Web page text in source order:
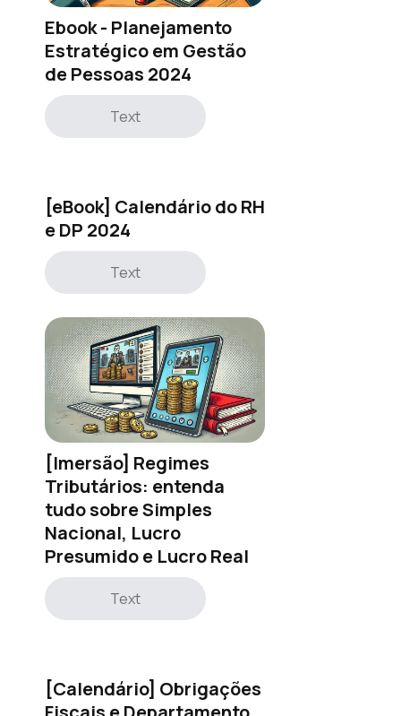
Ebook - Planejamento
Estratégico em Gestão
de Pessoas 2024
Text
[eBook] Calendário do RH
e DP 2024
Text
[Imersão] Regimes
Tributários: entenda
tudo sobre Simples
Nacional, Lucro
Presumido e Lucro Real
Text
[Calendário] Obrigações